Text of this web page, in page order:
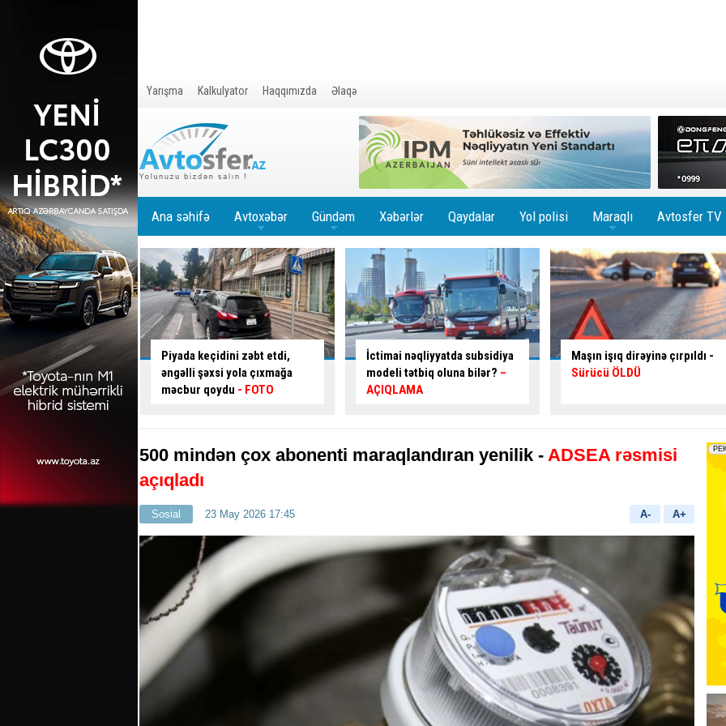
Yarışma Kalkulyator Haqqımızda Əlaqə
Ana səhifə Avtoxəbər Gündəm Xəbərlər Qaydalar Yol polisi Maraqlı Avtosfer TV
zəbt etdi,
yola çıxmağa
- FOTO
İctimai nəqliyyatda subsidiya
modeli tətbiq oluna bilər?
AÇIQLAMA
Maşın işıq dirəyinə çırpıldı -
Sürücü ÖLDÜ
İsmayıllıda ağır yol qəzası baş
verib,5 nəfər yaralanıb
500 mindən çox abonenti maraqlandıran yenilik - ADSEA rəsmisi
açıqladı
Sosial 23 May 2026 17:45 A- A+